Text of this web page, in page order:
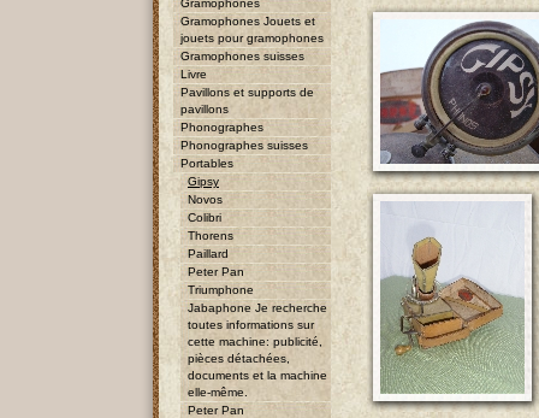
Gramophones
Gramophones Jouets et
jouets pour gramophones
Gramophones suisses
Livre
Pavillons et supports de
pavillons
Phonographes
Phonographes suisses
Portables
Gipsy
Novos
Colibri
Thorens
Paillard
Peter Pan
Triumphone
Jabaphone Je recherche
toutes informations sur
cette machine: publicité,
pièces détachées,
documents et la machine
elle-même.
Peter Pan